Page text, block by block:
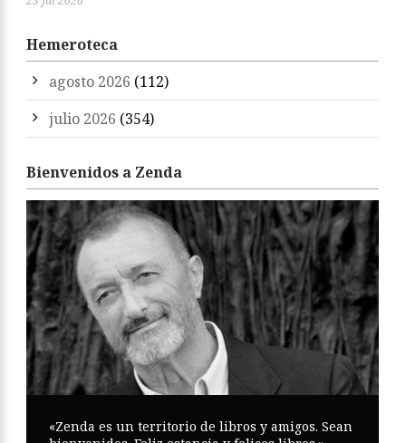
Hemeroteca
agosto 2026 (112)
julio 2026 (354)
Bienvenidos a Zenda
«Zenda es un territorio de libros y amigos. Sean